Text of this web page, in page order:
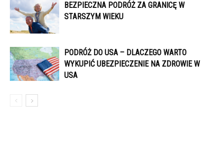
BEZPIECZNA PODRÓŻ ZA GRANICĘ W
STARSZYM WIEKU
PODRÓŻ DO USA – DLACZEGO WARTO
WYKUPIĆ UBEZPIECZENIE NA ZDROWIE W
USA